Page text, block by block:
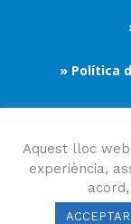
» Política
Aquest lloc
experiència,
ACCEPTAR